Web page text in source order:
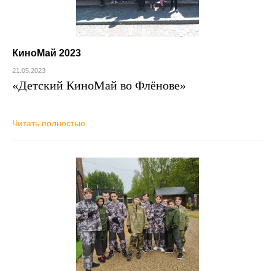
КиноМай 2023
21.05.2023
«Детский КиноМай во Флёнове»
Читать полностью